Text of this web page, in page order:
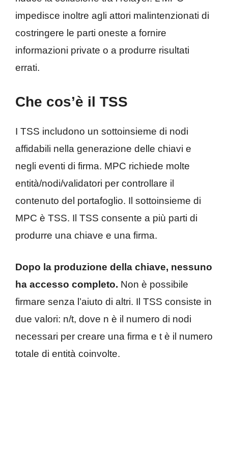
impedisce inoltre agli attori malintenzionati di
costringere le parti oneste a fornire
informazioni private o a produrre risultati
errati.
Che cos’è il TSS
I TSS includono un sottoinsieme di nodi
affidabili nella generazione delle chiavi e
negli eventi di firma. MPC richiede molte
entità/nodi/validatori per controllare il
contenuto del portafoglio. Il sottoinsieme di
MPC è TSS. Il TSS consente a più parti di
produrre una chiave e una firma.
Dopo la produzione della chiave, nessuno
ha accesso completo. Non è possibile
firmare senza l’aiuto di altri. Il TSS consiste in
due valori: n/t, dove n è il numero di nodi
necessari per creare una firma e t è il numero
totale di entità coinvolte.